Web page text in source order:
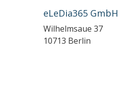
eLeDia365 GmbH
Wilhelmsaue 37
10713 Berlin